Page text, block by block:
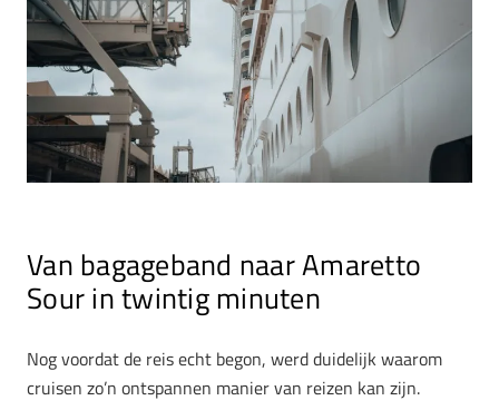
Van bagageband naar Amaretto
Sour in twintig minuten
Nog voordat de reis echt begon, werd duidelijk waarom
cruisen zo’n ontspannen manier van reizen kan zijn.